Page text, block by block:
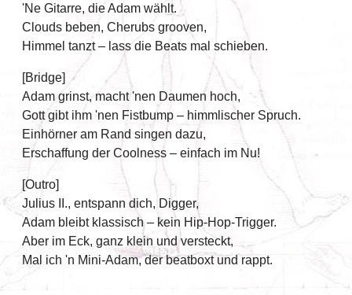
'Ne Gitarre, die Adam wählt.
Clouds beben, Cherubs grooven,
Himmel tanzt – lass die Beats mal schieben.
[Bridge]
Adam grinst, macht 'nen Daumen hoch,
Gott gibt ihm 'nen Fistbump – himmlischer Spruch.
Einhörner am Rand singen dazu,
Erschaffung der Coolness – einfach im Nu!
[Outro]
Julius II., entspann dich, Digger,
Adam bleibt klassisch – kein Hip-Hop-Trigger.
Aber im Eck, ganz klein und versteckt,
Mal ich 'n Mini-Adam, der beatboxt und rappt.